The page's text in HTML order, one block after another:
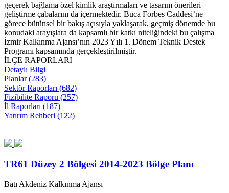
geçerek bağlama özel kimlik araştırmaları ve tasarım önerileri
geliştirme çabalarını da içermektedir. Buca Forbes Caddesi’ne
görece bütünsel bir bakış açısıyla yaklaşarak, geçmiş dönemde bu
konudaki arayışlara da kapsamlı bir katkı niteliğindeki bu çalışma
İzmir Kalkınma Ajansı’nın 2023 Yılı 1. Dönem Teknik Destek
Programı kapsamında gerçekleştirilmiştir.
İLÇE RAPORLARI
Detaylı Bilgi
Planlar (283)
Sektör Raporları (682)
Fizibilite Raporu (257)
İl Raporları (187)
Yatırım Rehberi (122)
TR61 Düzey 2 Bölgesi 2014-2023 Bölge Planı
Batı Akdeniz Kalkınma Ajansı